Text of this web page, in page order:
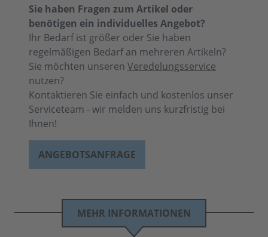
Sie haben Fragen zum Artikel oder
benötigen ein individuelles Angebot?
Ihr Bedarf ist größer oder Sie haben
regelmäßigen Bedarf an mehreren Artikeln?
Sie möchten unseren Veredelungsservice
nutzen?
Kontaktieren Sie einfach und kostenlos unser
Serviceteam - wir melden uns kurzfristig bei
Ihnen!
ANGEBOTSANFRAGE
MEHR INFORMATIONEN